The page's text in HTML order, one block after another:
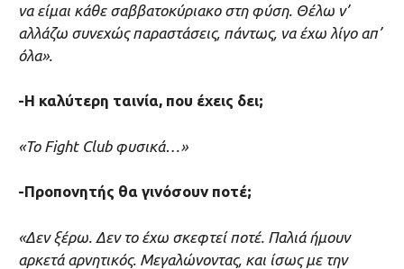
να είμαι κάθε σαββατοκύριακο στη φύση. Θέλω ν’
αλλάζω συνεχώς παραστάσεις, πάντως, να έχω λίγο απ’
όλα».
-Η καλύτερη ταινία, που έχεις δει;
«Το Fight Club φυσικά…»
-Προπονητής θα γινόσουν ποτέ;
«Δεν ξέρω. Δεν το έχω σκεφτεί ποτέ. Παλιά ήμουν
αρκετά αρνητικός. Μεγαλώνοντας, και ίσως με την